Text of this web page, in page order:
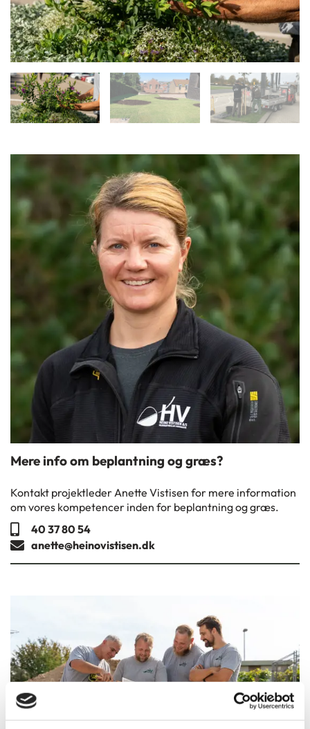
Mere info om beplantning og græs?
Kontakt projektleder Anette Vistisen for mere information
om vores kompetencer inden for beplantning og græs.
40 37 80 54
anette@heinovistisen.dk